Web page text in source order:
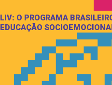
LIV: O PROGRAMA
EDUCAÇÃO